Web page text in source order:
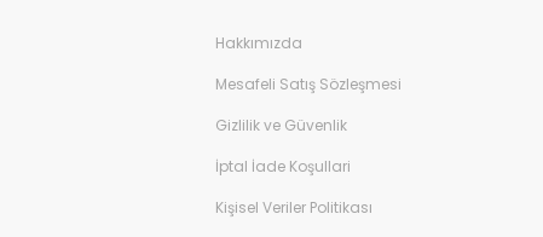
Hakkımızda
Mesafeli Satış Sözleşmesi
Gizlilik ve Güvenlik
İptal İade Koşullari
Kişisel Veriler Politikası